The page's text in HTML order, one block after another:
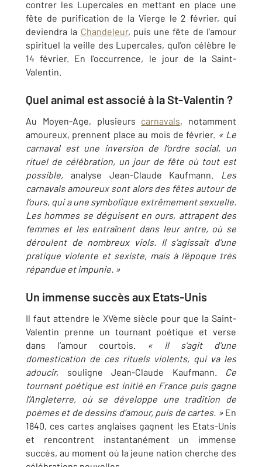
contrer les Lupercales en mettant en place une
fête de purification de la Vierge le 2 février, qui
deviendra la Chandeleur, puis une fête de l’amour
spirituel la veille des Lupercales, qul'on célèbre le
14 février. En l’occurrence, le jour de la Saint-
Valentin.
Quel animal est associé à la St-Valentin ?
Au Moyen-Age, plusieurs carnavals, notamment
amoureux, prennent place au mois de février. « Le
carnaval est une inversion de l’ordre social, un
rituel de célébration, un jour de fête où tout est
possible, analyse Jean-Claude Kaufmann. Les
carnavals amoureux sont alors des fêtes autour de
l’ours, qui a une symbolique extrêmement sexuelle.
Les hommes se déguisent en ours, attrapent des
femmes et les entraînent dans leur antre, où se
déroulent de nombreux viols. Il s’agissait d’une
pratique violente et sexiste, mais à l’époque très
répandue et impunie. »
Un immense succès aux Etats-Unis
Il faut attendre le XVème siècle pour que la Saint-
Valentin prenne un tournant poétique et verse
dans l’amour courtois.
« Il s’agit d’une
domestication de ces rituels violents, qui va les
adoucir, souligne Jean-Claude Kaufmann.
Ce
tournant poétique est initié en France puis gagne
l’Angleterre, où se développe une tradition de
poèmes et de dessins d’amour, puis de cartes. » En
1840, ces cartes anglaises gagnent les Etats-Unis
et rencontrent instantanément un immense
succès, au moment où la jeune nation cherche des